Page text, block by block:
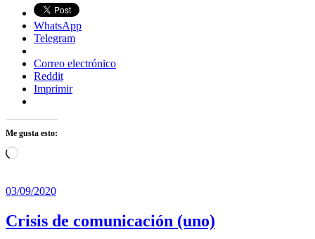
WhatsApp
Telegram
Correo electrónico
Reddit
Imprimir
Me gusta esto:
Cargando...
03/09/2020
Crisis de comunicación (uno)